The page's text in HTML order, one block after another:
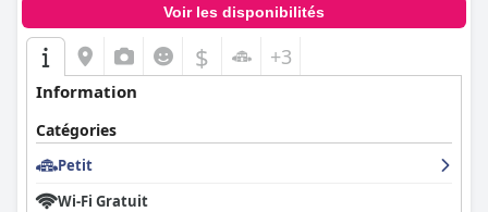
Voir les disponibilités
$ +3
Information
Catégories
Petit
Wi-Fi Gratuit